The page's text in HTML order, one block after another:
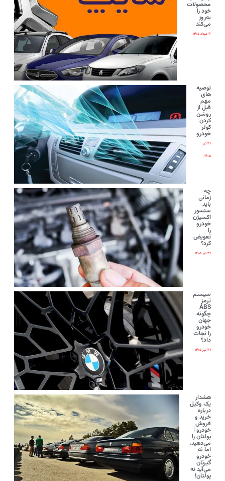
محصولات
خود را
به‌روز
می‌کند
۳ مرداد ۱۴۰۵
توصیه
های
مهم
قبل از
روشن
کردن
کولر
خودرو
۳۱ تیر
۱۴۰۵
چه
زمانی
باید
سنسور
اکسیژن
خودرو
را
تعویض
کرد؟
۳۱ تیر ۱۴۰۵
سیستم
ترمز
ABS
چگونه
جهان
خودرو
را نجات
داد؟
۳۱ تیر ۱۴۰۵
هشدار
یک وکیل
درباره
خرید و
فروش
خودرو |
پولتان را
می‌دهید،
اما نه
خودرو
گیرتان
می‌آید نه
پولتان!